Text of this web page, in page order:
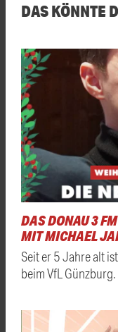
DAS KÖNNTE
DAS DONAU 3
MIT MICHAEL
Seit er 5 Jahre alt
beim VfL